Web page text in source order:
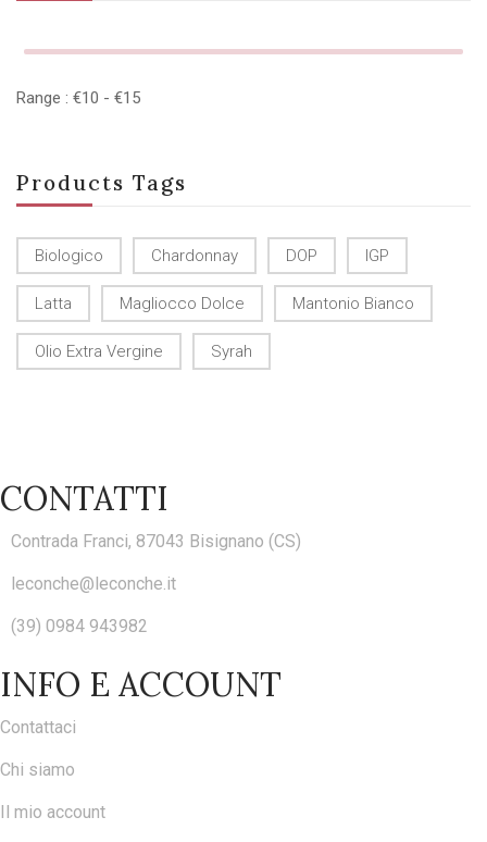
Range : €10 - €15
Products Tags
Biologico Chardonnay DOP IGP
Latta Magliocco Dolce Mantonio Bianco
Olio Extra Vergine Syrah
CONTATTI
Contrada Franci, 87043 Bisignano (CS)
leconche@leconche.it
(39) 0984 943982
INFO E ACCOUNT
Contattaci
Chi siamo
Il mio account